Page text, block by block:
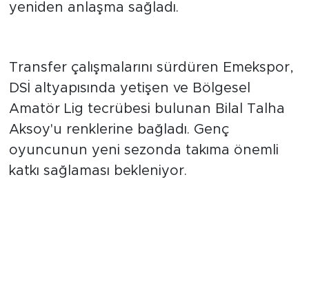
yeniden anlaşma sağladı.
Transfer çalışmalarını sürdüren Emekspor,
DSİ altyapısında yetişen ve Bölgesel
Amatör Lig tecrübesi bulunan Bilal Talha
Aksoy'u renklerine bağladı. Genç
oyuncunun yeni sezonda takıma önemli
katkı sağlaması bekleniyor.